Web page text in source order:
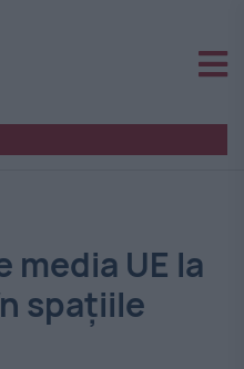
media UE la
spațiile